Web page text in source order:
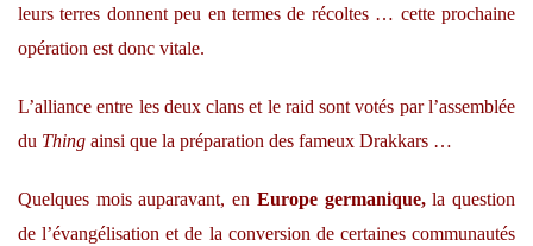
leurs terres donnent peu en termes de récoltes … cette prochaine
opération est donc vitale.
L’alliance entre les deux clans et le raid sont votés par l’assemblée
du Thing ainsi que la préparation des fameux Drakkars …
Quelques mois auparavant, en Europe germanique,la question
de l’évangélisation et de la conversion de certaines communautés